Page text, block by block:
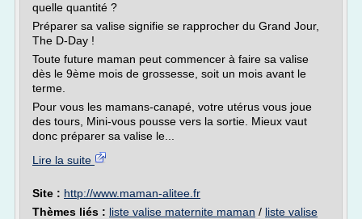
quelle quantité ?
Préparer sa valise signifie se rapprocher du Grand Jour,
The D-Day !
Toute future maman peut commencer à faire sa valise
dès le 9ème mois de grossesse, soit un mois avant le
terme.
Pour vous les mamans-canapé, votre utérus vous joue
des tours, Mini-vous pousse vers la sortie. Mieux vaut
donc préparer sa valise le...
Lire la suite
Site : http://www.maman-alitee.fr
Thèmes liés : liste valise maternite maman / liste valise